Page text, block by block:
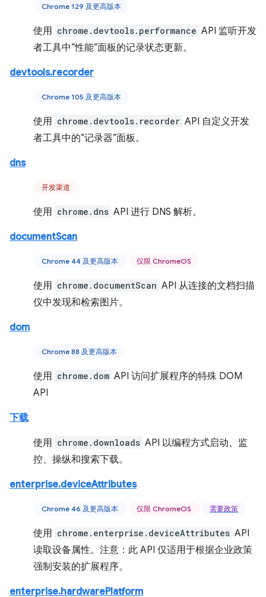
Chrome 129 及更高版本
使用 chrome.devtools.performance API 监听开发
者工具中“性能”面板的记录状态更新。
devtools.recorder
Chrome 105 及更高版本
使用 chrome.devtools.recorder API 自定义开发
者工具中的“记录器”面板。
dns
开发渠道
使用 chrome.dns API 进行 DNS 解析。
documentScan
Chrome 44 及更高版本 仅限 ChromeOS
使用 chrome.documentScan API 从连接的文档扫描
仪中发现和检索图片。
dom
Chrome 88 及更高版本
使用 chrome.dom API 访问扩展程序的特殊 DOM
API
下载
使用 chrome.downloads API 以编程方式启动、监
控、操纵和搜索下载。
enterprise.deviceAttributes
Chrome 46 及更高版本 仅限 ChromeOS 需要政策
使用 chrome.enterprise.deviceAttributes API
读取设备属性。注意：此 API 仅适用于根据企业政策
强制安装的扩展程序。
enterprise.hardwarePlatform